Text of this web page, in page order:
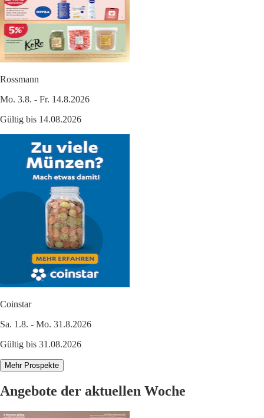
Rossmann
Mo. 3.8. - Fr. 14.8.2026
Gültig bis 14.08.2026
Coinstar
Sa. 1.8. - Mo. 31.8.2026
Gültig bis 31.08.2026
Mehr Prospekte
Angebote der aktuellen Woche